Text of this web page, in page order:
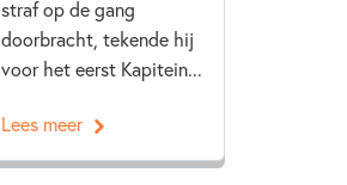
straf op de gang
doorbracht, tekende hij
voor het eerst Kapitein...
Lees meer